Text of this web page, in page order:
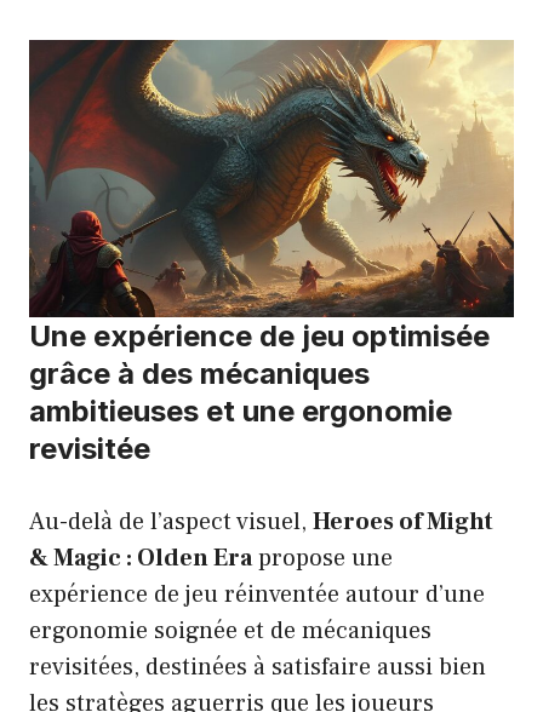
Une expérience de jeu optimisée
grâce à des mécaniques
ambitieuses et une ergonomie
revisitée
Au-delà de l’aspect visuel, Heroes of Might
& Magic : Olden Erapropose une
expérience de jeu réinventée autour d’une
ergonomie soignée et de mécaniques
revisitées, destinées à satisfaire aussi bien
les stratèges aguerris que les joueurs